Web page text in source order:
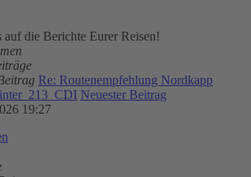
auf die Berichte Eurer Reisen!
Re: Routenempfehlung Nordkapp
Neuester Beitrag
19:27